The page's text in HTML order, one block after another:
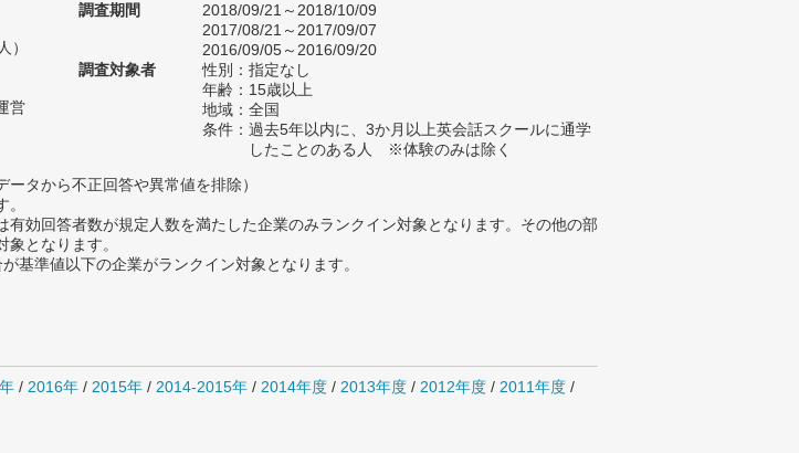
）
営
調査期間
2018/09/21～2018/10/09
2017/08/21～2017/09/07
2016/09/05～2016/09/20
調査対象者
性別：指定なし
年齢：15歳以上
地域：全国
条件：過去5年以内に、3か月以上英会話スクールに通学
したことのある人 ※体験のみは除く
タから不正回答や異常値を排除）
効回答者数が規定人数を満たした企業のみランクイン対象となります。その他の部
となります。
基準値以下の企業がランクイン対象となります。
/ 2016年 / 2015年 / 2014-2015年 / 2014年度 / 2013年度 / 2012年度 / 2011年度 /